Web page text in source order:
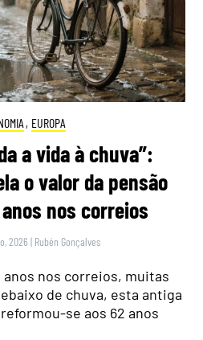
, EUROPA
a vida à chuva”:
o valor da pensão
nos correios
2026 | Rubén Gonçalves
anos nos correios, muitas
de chuva, esta antiga
se aos 62 anos